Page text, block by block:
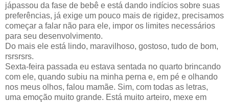
jápassou da fase de bebê e está dando indícios sobre suas
preferências, já exige um pouco mais de rigidez, precisamos
começar a falar não para ele, impor os limites necessários
para seu desenvolvimento.
Do mais ele está lindo, maravilhoso, gostoso, tudo de bom,
rsrsrsrs.
Sexta-feira passada eu estava sentada no quarto brincando
com ele, quando subiu na minha perna e, em pé e olhando
nos meus olhos, falou mamãe. Sim, com todas as letras,
uma emoção muito grande. Está muito arteiro, mexe em